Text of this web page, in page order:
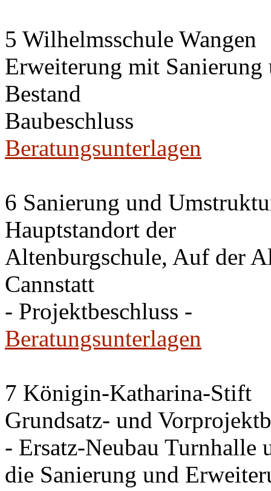
5 Wilhelmsschule Wangen
Erweiterung mit
Bestand
Baubeschluss
Beratungsunterlagen
6 Sanierung und
Hauptstandort der
Altenburgschule, Auf der
Cannstatt
- Projektbeschluss -
Beratungsunterlagen
7 Königin-Katharina-Stift
Grundsatz- und
- Ersatz-Neubau Turnhalle
die Sanierung und